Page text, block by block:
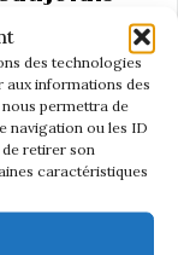
des technologies
informations des
permettra de
navigation ou les ID
retirer son
caractéristiques